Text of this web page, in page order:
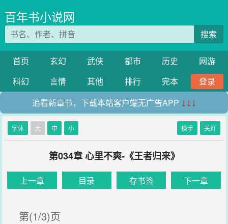
百年书小说网
搜索
首页 玄幻 武侠 都市 历史
网游
科幻
言情 其他 排行 完本
登录
追看新章节，下载本站客户端无广告APP ↓↓↓
字体 大 中 小 换手 关灯
第034章 心里不爽-《王者归来》
上一章 目录 存书签 下一章
第(1/3)页